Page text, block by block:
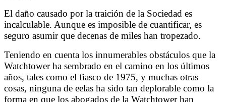
El daño causado por la traición de la Sociedad es
incalculable. Aunque es imposible de cuantificar, es
seguro asumir que decenas de miles han tropezado.
Teniendo en cuenta los innumerables obstáculos que la
Watchtower ha sembrado en el camino en los últimos
años, tales como el fiasco de 1975, y muchas otras
cosas, ninguna de eelas ha sido tan deplorable como la
forma en que los abogados de la Watchtower han